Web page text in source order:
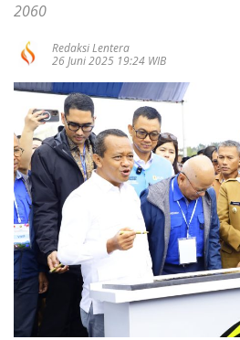
2060
Redaksi Lentera
26 Juni 2025 19:24 WIB